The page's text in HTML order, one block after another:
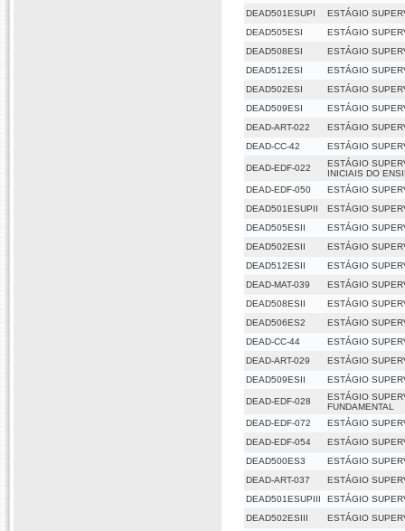
DEAD501ESUPI
ESTÁGIO
DEAD505ESI
ESTÁGIO
DEAD508ESI
ESTÁGIO
DEAD512ESI
ESTÁGIO
DEAD502ESI
ESTÁGIO
DEAD509ESI
ESTÁGIO
DEAD-ART-022
ESTÁGIO
DEAD-CC-42
ESTÁGIO
DEAD-EDF-022
ESTÁGIO
INICIAIS DO
DEAD-EDF-050
ESTÁGIO
DEAD501ESUPII
ESTÁGIO
DEAD505ESII
ESTÁGIO
DEAD502ESII
ESTÁGIO
DEAD512ESII
ESTÁGIO
DEAD-MAT-039
ESTÁGIO
DEAD508ESII
ESTÁGIO
DEAD506ES2
ESTÁGIO
DEAD-CC-44
ESTÁGIO
DEAD-ART-029
ESTÁGIO
DEAD509ESII
ESTÁGIO
DEAD-EDF-028
ESTÁGIO
FUNDAMENTAL
DEAD-EDF-072
ESTÁGIO
DEAD-EDF-054
ESTÁGIO
DEAD500ES3
ESTÁGIO
DEAD-ART-037
ESTÁGIO
DEAD501ESUPIII
ESTÁGIO
DEAD502ESIII
ESTÁGIO